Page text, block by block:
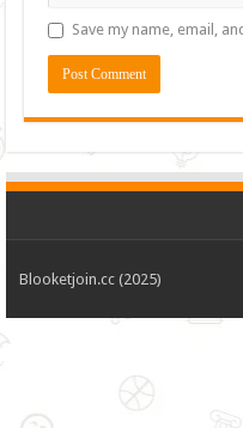
Save my name, email,
Blooketjoin.cc (2025)